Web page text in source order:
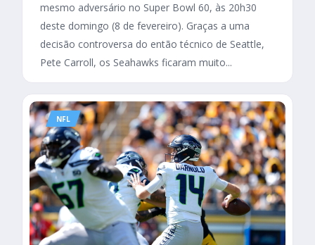
mesmo adversário no Super Bowl 60, às 20h30
deste domingo (8 de fevereiro). Graças a uma
decisão controversa do então técnico de Seattle,
Pete Carroll, os Seahawks ficaram muito...
NFL